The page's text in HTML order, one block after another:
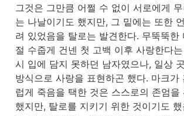
그것은 그만큼 어쩔 수 없이 서로에게
는 나날이기도 했지만, 그 밑에는 또한
려 있었음을 탈로는 발견한다. 무뚝뚝한
절 수줍게 건넨 첫 고백 이후 사랑한다
시 입에 담지 못하던 남자였으나, 일상
방식으로 사랑을 표현하곤 했다. 마크가
럽게 죽음을 택한 것은 스스로의 존엄을
했지만, 탈로를 지키기 위한 것이기도